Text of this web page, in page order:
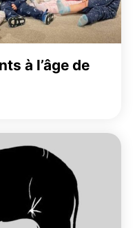
à l’âge de